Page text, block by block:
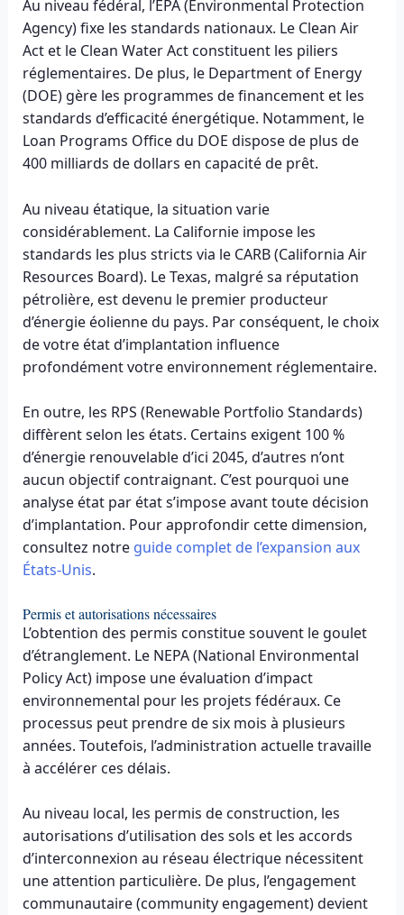
Au niveau fédéral, l’EPA (Environmental Protection
Agency) fixe les standards nationaux. Le Clean Air
Act et le Clean Water Act constituent les piliers
réglementaires. De plus, le Department of Energy
(DOE) gère les programmes de financement et les
standards d’efficacité énergétique. Notamment, le
Loan Programs Office du DOE dispose de plus de
400 milliards de dollars en capacité de prêt.
Au niveau étatique, la situation varie
considérablement. La Californie impose les
standards les plus stricts via le CARB (California Air
Resources Board). Le Texas, malgré sa réputation
pétrolière, est devenu le premier producteur
d’énergie éolienne du pays. Par conséquent, le choix
de votre état d’implantation influence
profondément votre environnement réglementaire.
En outre, les RPS (Renewable Portfolio Standards)
diffèrent selon les états. Certains exigent 100 %
d’énergie renouvelable d’ici 2045, d’autres n’ont
aucun objectif contraignant. C’est pourquoi une
analyse état par état s’impose avant toute décision
d’implantation. Pour approfondir cette dimension,
consultez notre guide complet de l’expansion aux
États-Unis.
Permis et autorisations nécessaires
L’obtention des permis constitue souvent le goulet
d’étranglement. Le NEPA (National Environmental
Policy Act) impose une évaluation d’impact
environnemental pour les projets fédéraux. Ce
processus peut prendre de six mois à plusieurs
années. Toutefois, l’administration actuelle travaille
à accélérer ces délais.
Au niveau local, les permis de construction, les
autorisations d’utilisation des sols et les accords
d’interconnexion au réseau électrique nécessitent
une attention particulière. De plus, l’engagement
communautaire (community engagement) devient